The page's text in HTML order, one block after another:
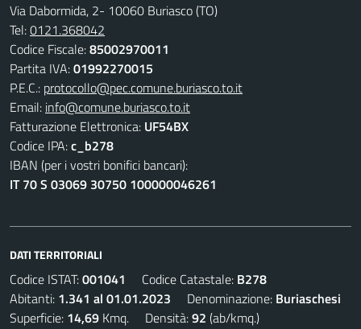
Via Dabormida, 2- 10060 Buriasco (TO)
Tel:0121.368042
Codice Fiscale:85002970011
Partita IVA:01992270015
P.E.C.: protocollo@pec.comune.buriasco.to.it
Email: info@comune.buriasco.to.it
Fatturazione Elettronica: UF54BX
Codice IPA:c_b278
IBAN (per i vostri bonifici bancari):
IT 70 S 03069 30750 100000046261
DATI TERRITORIALI
Codice ISTAT:001041 Codice Catastale: B278
Abitanti: 1.341 al 01.01.2023 Denominazione: Buriaschesi
Superficie: 14,69 Kmq. Densità:92 (ab/kmq.)